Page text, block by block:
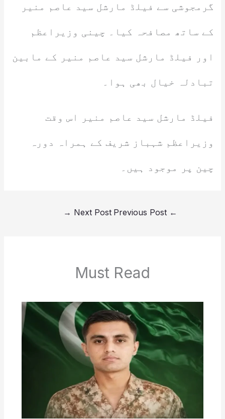
گرمجوشی سے فیلڈ مارشل سید عاصم منیر
کے ساتھ مصافحہ کیا۔ چینی وزیراعظم
اور فیلڈ مارشل سید عاصم منیر کے مابین
تبادلہ خیال بھی ہوا۔
فیلڈ مارشل سید عاصم منیر اس وقت
وزیراعظم شہباز شریف کے ہمراہ دورہ
چین پر موجود ہیں۔
←
Next Post
→
Must Read